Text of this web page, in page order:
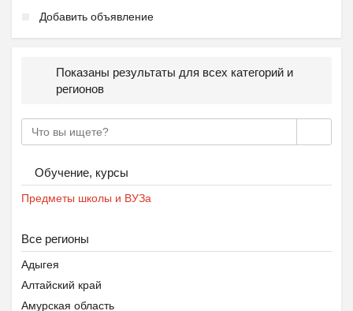
Добавить объявление
Показаны результаты для всех категорий и
регионов
Обучение, курсы
Предметы школы и ВУЗа
Все регионы
Адыгея
Алтайский край
Амурская область